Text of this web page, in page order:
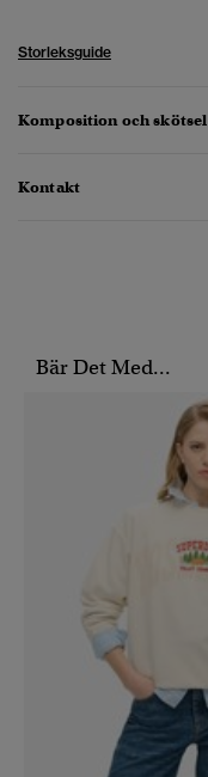
Storleksguide
Komposition och skötsel
Kontakt
Bär Det Med...